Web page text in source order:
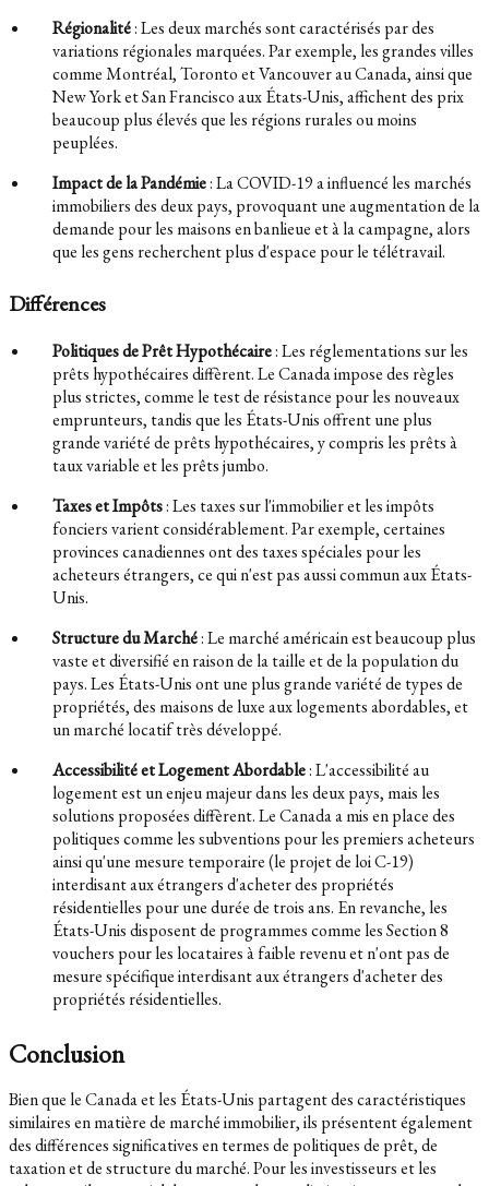
Régionalité: Les deux marchés sont caractérisés par des
variations régionales marquées. Par exemple, les grandes villes
comme Montréal, Toronto et Vancouver au Canada, ainsi que
New York et San Francisco aux États-Unis, affichent des prix
beaucoup plus élevés que les régions rurales ou moins
peuplées.
Impact de la Pandémie: La COVID-19 a influencé les marchés
immobiliers des deux pays, provoquant une augmentation de la
demande pour les maisons en banlieue et à la campagne, alors
que les gens recherchent plus d'espace pour le télétravail.
Différences
Politiques de Prêt Hypothécaire: Les réglementations sur les
prêts hypothécaires diffèrent. Le Canada impose des règles
plus strictes, comme le test de résistance pour les nouveaux
emprunteurs, tandis que les États-Unis offrent une plus
grande variété de prêts hypothécaires, y compris les prêts à
taux variable et les prêts jumbo.
Taxes et Impôts: Les taxes sur l'immobilier et les impôts
fonciers varient considérablement. Par exemple, certaines
provinces canadiennes ont des taxes spéciales pour les
acheteurs étrangers, ce qui n'est pas aussi commun aux États-
Unis.
Structure du Marché: Le marché américain est beaucoup plus
vaste et diversifié en raison de la taille et de la population du
pays. Les États-Unis ont une plus grande variété de types de
propriétés, des maisons de luxe aux logements abordables, et
un marché locatif très développé.
Accessibilité et Logement Abordable: L'accessibilité au
logement est un enjeu majeur dans les deux pays, mais les
solutions proposées diffèrent. Le Canada a mis en place des
politiques comme les subventions pour les premiers acheteurs
ainsi qu'une mesure temporaire (le projet de loi C-19)
interdisant aux étrangers d'acheter des propriétés
résidentielles pour une durée de trois ans. En revanche, les
États-Unis disposent de programmes comme les Section 8
vouchers pour les locataires à faible revenu et n'ont pas de
mesure spécifique interdisant aux étrangers d'acheter des
propriétés résidentielles.
Conclusion
Bien que le Canada et les États-Unis partagent des caractéristiques
similaires en matière de marché immobilier, ils présentent également
des différences significatives en termes de politiques de prêt, de
taxation et de structure du marché. Pour les investisseurs et les